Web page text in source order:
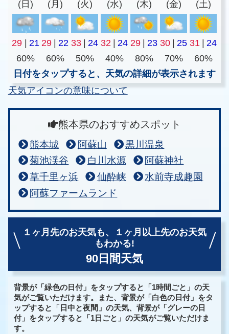
(日)
(月)
(火)
(水)
(木)
(金)
(土)
29 | 21 29 | 22 33 | 24 32 | 24 29 | 23 30 | 25 31 | 24
60%
60% 50% 40% 80% 70%
60%
日付をタップすると、天気の詳細が表示されます
天気アイコンの意味について
熊本県のおすすめスポット
熊本城 阿蘇山
黒川温泉
菊池渓谷
白川水源
阿蘇神社
草千里ヶ浜
仙酔峡
水前寺成趣園
阿蘇ファームランド
１ヶ月先のお天気も、
１ヶ月以上先のお天気
もわかる!
90日間天気
背景が「緑色の日付」をタップすると「1時間ごと」の天
気がご覧いただけます。また、背景が「白色の日付」をタ
ップすると「日中と夜間」の天気、背景が「グレーの日
付」をタップすると「1日ごと」の天気がご覧いただけま
す。